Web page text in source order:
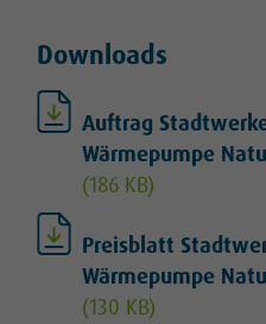
Downloads
Auftrag
Wärmepumpe
(186 KB)
Preisblatt
Wärmepumpe
(130 KB)